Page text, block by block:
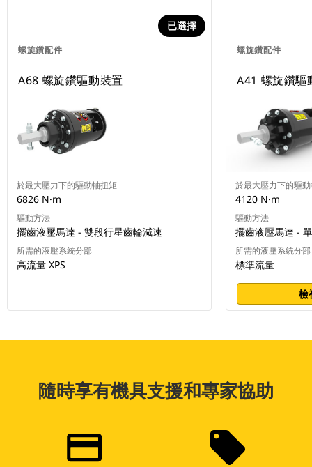
螺旋鑽配件
已選擇
A68 螺旋鑽驅動裝置
於最大壓力下的驅動軸扭矩
6826 N·m
驅動方法
擺齒液壓馬達 - 雙段行星齒輪減速
所需的液壓系統分部
高流量 XPS
螺旋鑽配件
A41 螺旋鑽驅
於最大壓力下的驅
4120 N·m
驅動方法
擺齒液壓馬達 -
所需的液壓系統分部
標準流量
檢
隨時享有機具支援和專家協助